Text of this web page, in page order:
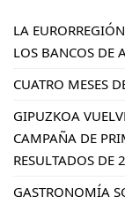
LA
LOS BANCOS DE
CUATRO MESES
GIPUZKOA
CAMPAÑA DE
RESULTADOS DE
GASTRONOMÍA